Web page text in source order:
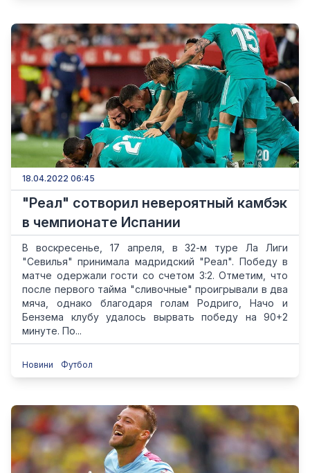
18.04.2022 06:45
"Реал" сотворил невероятный камбэк
в чемпионате Испании
В воскресенье, 17 апреля, в 32-м туре Ла Лиги
"Севилья" принимала мадридский "Реал". Победу в
матче одержали гости со счетом 3:2. Отметим, что
после первого тайма "сливочные" проигрывали в два
мяча, однако благодаря голам Родриго, Начо и
Бензема клубу удалось вырвать победу на 90+2
минуте. По...
Новини Футбол